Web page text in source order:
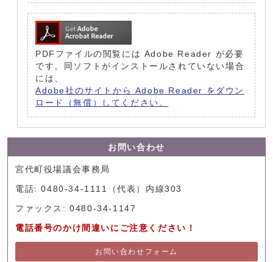
PDFファイルの閲覧には Adobe Reader が必要
です。同ソフトがインストールされていない場合
には、
Adobe社のサイトから Adobe Reader をダウン
ロード（無償）してください。
お問い合わせ
宮代町役場議会事務局
電話: 0480-34-1111（代表）内線303
ファックス: 0480-34-1147
電話番号のかけ間違いにご注意ください！
お問い合わせフォーム